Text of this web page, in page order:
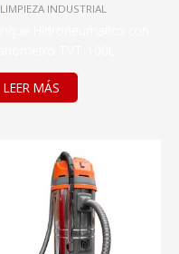
LIMPIEZA INDUSTRIAL
LEER MÁS